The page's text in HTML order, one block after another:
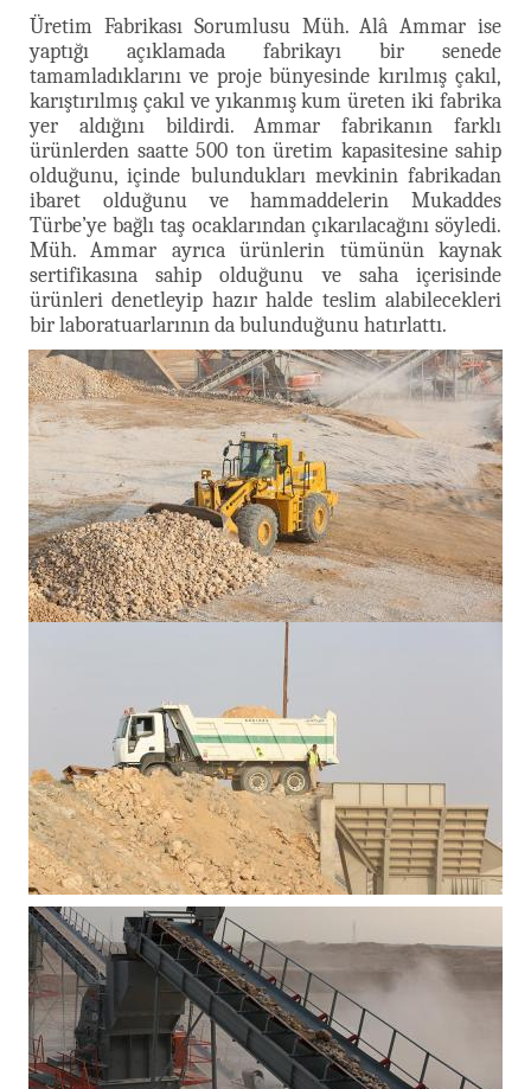
Üretim Fabrikası Sorumlusu Müh. Alâ Ammar ise
yaptığı açıklamada fabrikayı bir senede
tamamladıklarını ve proje bünyesinde kırılmış çakıl,
karıştırılmış çakıl ve yıkanmış kum üreten iki fabrika
yer aldığını bildirdi. Ammar fabrikanın farklı
ürünlerden saatte 500 ton üretim kapasitesine sahip
olduğunu, içinde bulundukları mevkinin fabrikadan
ibaret olduğunu ve hammaddelerin Mukaddes
Türbe’ye bağlı taş ocaklarından çıkarılacağını söyledi.
Müh. Ammar ayrıca ürünlerin tümünün kaynak
sertifikasına sahip olduğunu ve saha içerisinde
ürünleri denetleyip hazır halde teslim alabilecekleri
bir laboratuarlarının da bulunduğunu hatırlattı.